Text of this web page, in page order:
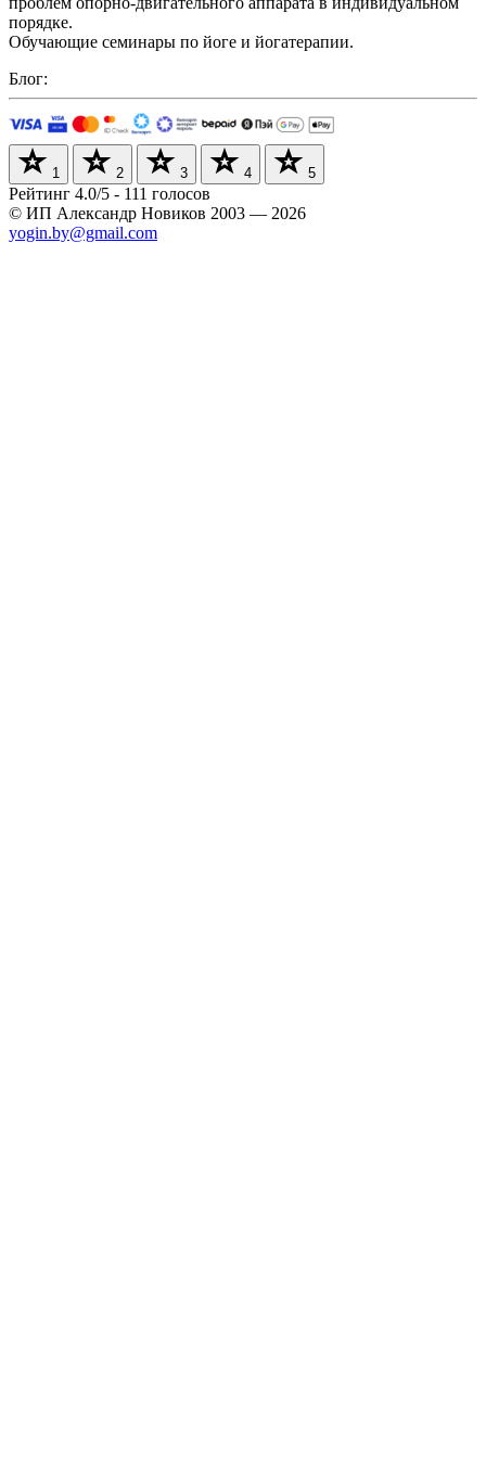
порядке.
Обучающие семинары по йоге и йогатерапии.
Блог:
1 2 3 4 5
Рейтинг 4.0/5 - 111 голосов
© ИП Александр Новиков 2003 — 2026
yogin.by@gmail.com